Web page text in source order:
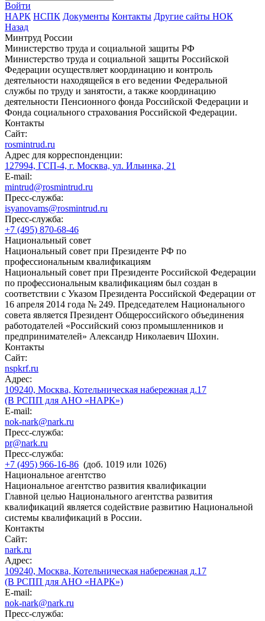
Войти
НАРК НСПК Документы Контакты Другие сайты НОК
Назад
Минтруд России
Министерство труда и социальной защиты РФ
Министерство труда и социальной защиты Российской
Федерации осуществляет координацию и контроль
деятельности находящейся в его ведении Федеральной
службы по труду и занятости, а также координацию
деятельности Пенсионного фонда Российской Федерации и
Фонда социального страхования Российской Федерации.
Контакты
Сайт:
rosmintrud.ru
Адрес для корреспонденции:
127994, ГСП-4, г. Москва, ул. Ильинка, 21
E-mail:
mintrud@rosmintrud.ru
Пресс-служба:
isyanovams@rosmintrud.ru
Пресс-служба:
+7 (495) 870-68-46
Национальный совет
Национальный совет при Президенте РФ по
профессиональным квалификациям
Национальный совет при Президенте Российской Федерации
по профессиональным квалификациям был создан в
соответствии с Указом Президента Российской Федерации от
16 апреля 2014 года № 249. Председателем Национального
совета является Президент Общероссийского объединения
работодателей «Российский союз промышленников и
предпринимателей» Александр Николаевич Шохин.
Контакты
Сайт:
nspkrf.ru
Адрес:
109240, Москва, Котельническая набережная д.17
(В РСПП для АНО «НАРК»)
E-mail:
nok-nark@nark.ru
Пресс-служба:
pr@nark.ru
Пресс-служба:
+7 (495) 966-16-86 (доб. 1019 или 1026)
Национальное агентство
Национальное агентство развития квалификации
Главной целью Национального агентства развития
квалификаций является содействие развитию Национальной
системы квалификаций в России.
Контакты
Сайт:
nark.ru
Адрес:
109240, Москва, Котельническая набережная д.17
(В РСПП для АНО «НАРК»)
E-mail:
nok-nark@nark.ru
Пресс-служба: